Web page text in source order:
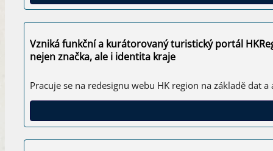
Vzniká funkční a kurátorovaný turistický portál
nejen značka, ale i identita kraje
Pracuje se na redesignu webu HK region na základě dat